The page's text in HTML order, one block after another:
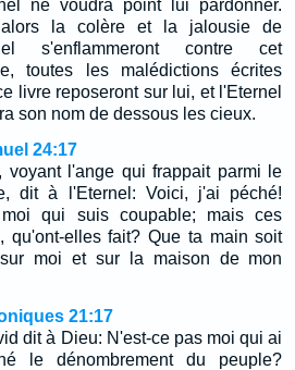
ne voudra point lui pardonner.
la colère et la jalousie de
s'enflammeront contre cet
toutes les malédictions écrites
livre reposeront sur lui, et l'Eternel
son nom de dessous les cieux.
24:17
voyant l'ange qui frappait parmi le
dit à l'Eternel: Voici, j'ai péché!
qui suis coupable; mais ces
qu'ont-elles fait? Que ta main soit
moi et sur la maison de mon
21:17
dit à Dieu: N'est-ce pas moi qui ai
le dénombrement du peuple?